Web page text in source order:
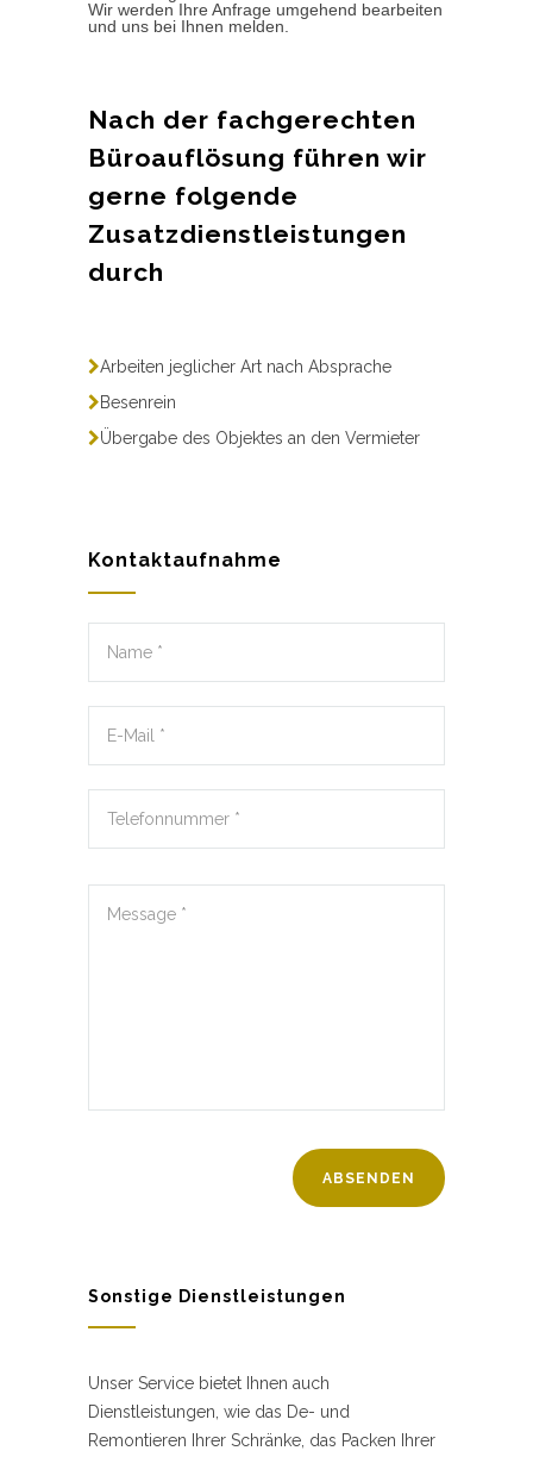
Wir werden Ihre Anfrage umgehend bearbeiten
und uns bei Ihnen melden.
Nach der fachgerechten
Büroauflösung führen wir
gerne folgende
Zusatzdienstleistungen
durch
Arbeiten jeglicher Art nach Absprache
Besenrein
Übergabe des Objektes an den Vermieter
Kontaktaufnahme
Sonstige Dienstleistungen
Unser Service bietet Ihnen auch
Dienstleistungen, wie das De- und
Remontieren Ihrer Schränke, das Packen Ihrer